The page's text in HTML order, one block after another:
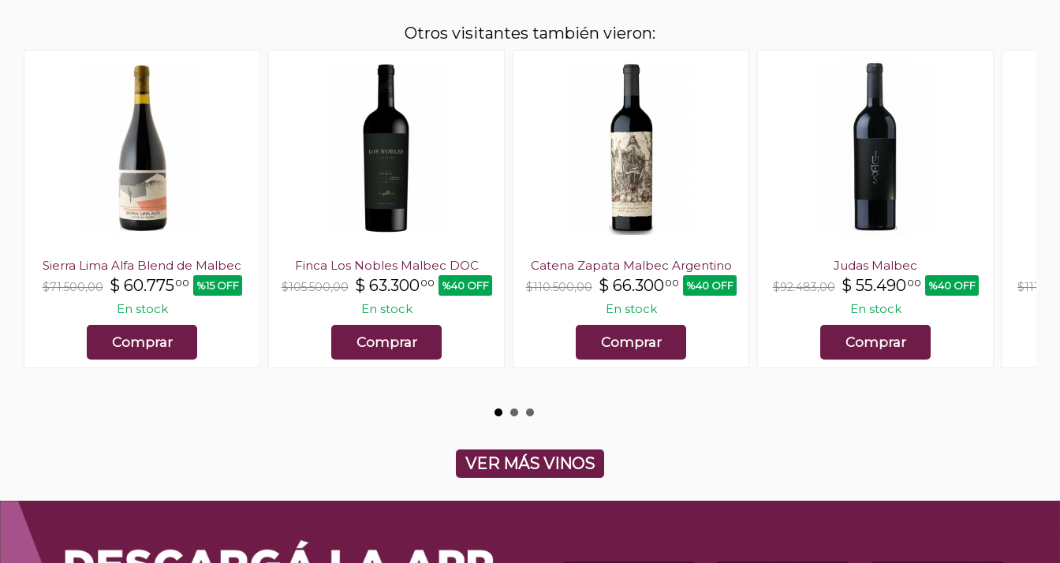
Otros visitantes también vieron:
Sierra Lima Alfa Blend de Malbec
$71.500,00 $ 60.77500 %15 OFF
En stock
Comprar
Finca Los Nobles Malbec DOC
$105.500,00 $ 63.30000 %40 OFF
En stock
Comprar
Catena Zapata Malbec Argentino
$110.500,00 $ 66.30000 %40 OFF
En stock
Comprar
Judas Malbec
$92.483,00 $ 55.49000 %40 OFF
En stock
Comprar
VER MÁS VINOS